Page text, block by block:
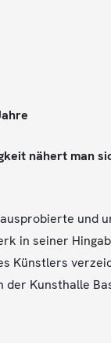
nähert man
und
in seiner
Künstlers
der Kunsthalle